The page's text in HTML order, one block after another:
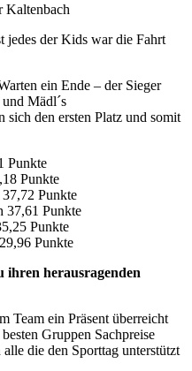
Kaltenbach
der Kids war die Fahrt
ein Ende – der Sieger
Mädl´s
sich den ersten Platz und somit
Punkte
Punkte
Punkte
37,61 Punkte
Punkte
Punkte
herausragenden
Team ein Präsent überreicht
Gruppen Sachpreise
die den Sporttag unterstützt